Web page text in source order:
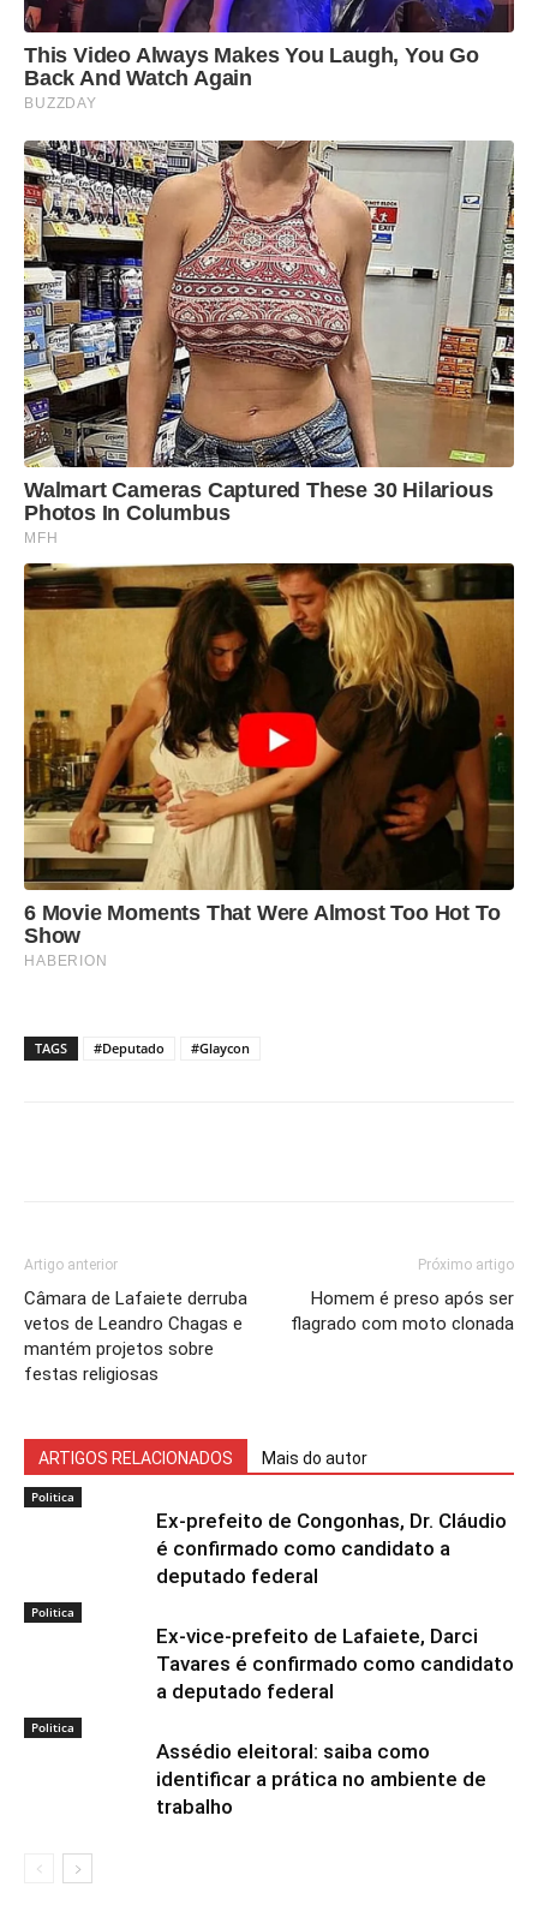
TAGS #Deputado #Glaycon
Artigo anterior
Câmara de Lafaiete derruba
vetos de Leandro Chagas e
mantém projetos sobre
festas religiosas
Próximo artigo
Homem é preso após ser
flagrado com moto clonada
ARTIGOS RELACIONADOS Mais do autor
Politica
Ex-prefeito de Congonhas, Dr. Cláudio
é confirmado como candidato a
deputado federal
Politica
Ex-vice-prefeito de Lafaiete, Darci
Tavares é confirmado como candidato
a deputado federal
Politica
Assédio eleitoral: saiba como
identificar a prática no ambiente de
trabalho